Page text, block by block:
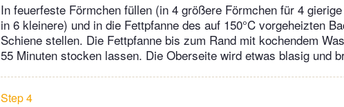
In feuerfeste Förmchen füllen (in 4 größere Förmchen für 4
in 6 kleinere) und in die Fettpfanne des auf 150°C vorgeheizten
Schiene stellen. Die Fettpfanne bis zum Rand mit kochendem
55 Minuten stocken lassen. Die Oberseite wird etwas blasig und
Step 4